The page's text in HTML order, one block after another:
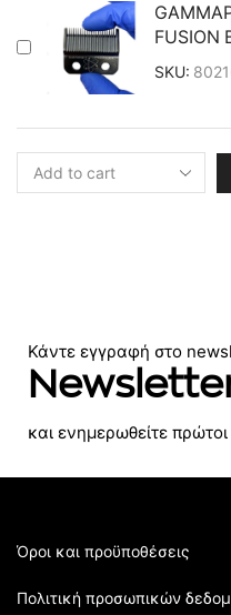
FUSION
SKU:
Κάντε εγγραφή στο
και ενημερωθείτε
Όροι και προϋποθέσεις
Πολιτική προσωπικών